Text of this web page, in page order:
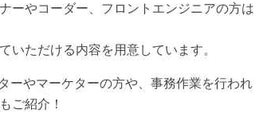
ーやコーダー、フロントエンジニアの方は
いただける内容を用意しています。
ーやマーケターの方や、事務作業を行われ
ご紹介！